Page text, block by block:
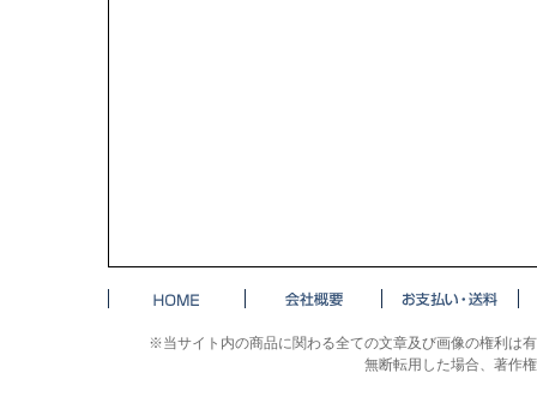
※当サイト内の商品に関わる全ての文章及び画像の権利は
無断転用した場合、著作